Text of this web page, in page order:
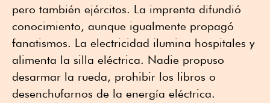
pero también ejércitos. La imprenta difundió
conocimiento, aunque igualmente propagó
fanatismos. La electricidad ilumina hospitales y
alimenta la silla eléctrica. Nadie propuso
desarmar la rueda, prohibir los libros o
desenchufarnos de la energía eléctrica.